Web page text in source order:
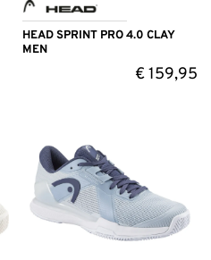
HEAD SPRINT PRO 4.0 CLAY
MEN
€159,95